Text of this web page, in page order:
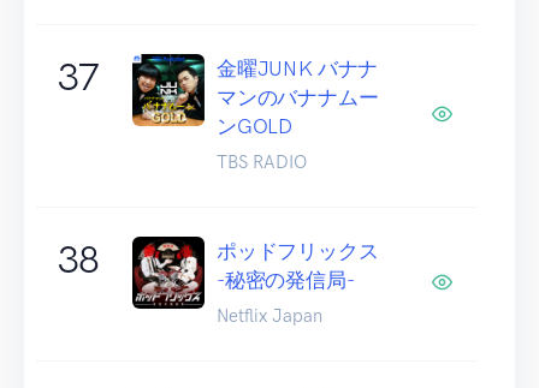
37
金曜JUNK バナナ
マンのバナナムー
ンGOLD
TBS RADIO
38
ポッドフリックス
-秘密の発信局-
Netflix Japan